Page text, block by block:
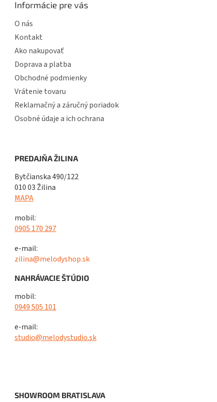
Informácie pre vás
O nás
Kontakt
Ako nakupovať
Doprava a platba
Obchodné podmienky
Vrátenie tovaru
Reklamačný a záručný poriadok
Osobné údaje a ich ochrana
PREDAJŇA ŽILINA
Bytčianska 490/122
010 03 Žilina
MAPA
mobil:
0905 170 297
e-mail:
zilina@melodyshop.sk
NAHRÁVACIE ŠTÚDIO
mobil:
0949 505 101
e-mail:
studio@melodystudio.sk
SHOWROOM BRATISLAVA